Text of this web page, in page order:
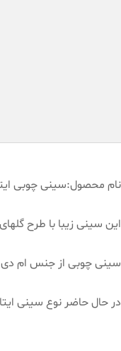
نام محصول:سینی چوبی
این سینی زیبا با طرح
سینی چوبی از جنس ام
در حال حاضر نوع سینی